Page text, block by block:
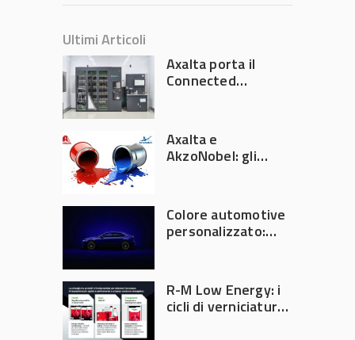
Ultimi Articoli
Axalta porta il
Connected
Automechanika
Frankfurt 2026
Axalta e
AkzoNobel: gli
Colore automotive
personalizzato:
diventa ingegneria
di precisione
R-M Low Energy: i
cicli di verniciatura